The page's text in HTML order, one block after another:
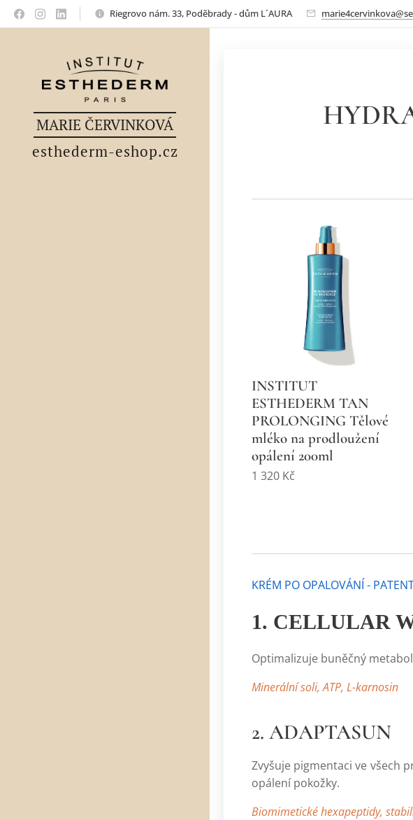
Riegrovo nám. 33, Poděbrady - dům L´AURA
MARIE ČERVINKOVÁ
esthederm-eshop.cz
INSTITUT
ESTHEDERM TAN
PROLONGING Tělové
mléko na prodloužení
opálení 200ml
1 320 Kč
KRÉM PO OPALOVÁNÍ -
1. CELLULAR
Optimalizuje buněčný
Minerální soli, ATP, L-karnosin
2. ADAPTASUN
Zvyšuje pigmentaci ve všech
opálení pokožky.
Biomimetické hexapeptidy,